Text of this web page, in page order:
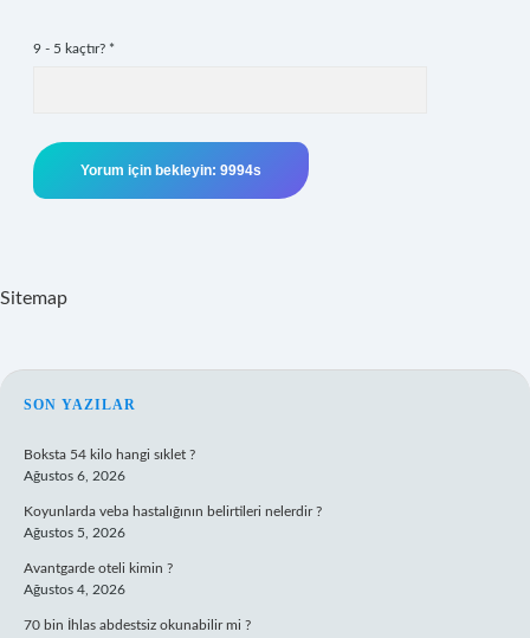
9 - 5 kaçtır? *
Sitemap
SIDEBAR
SON YAZILAR
Boksta 54 kilo hangi sıklet ?
Ağustos 6, 2026
Koyunlarda veba hastalığının belirtileri nelerdir ?
Ağustos 5, 2026
Avantgarde oteli kimin ?
Ağustos 4, 2026
70 bin İhlas abdestsiz okunabilir mi ?